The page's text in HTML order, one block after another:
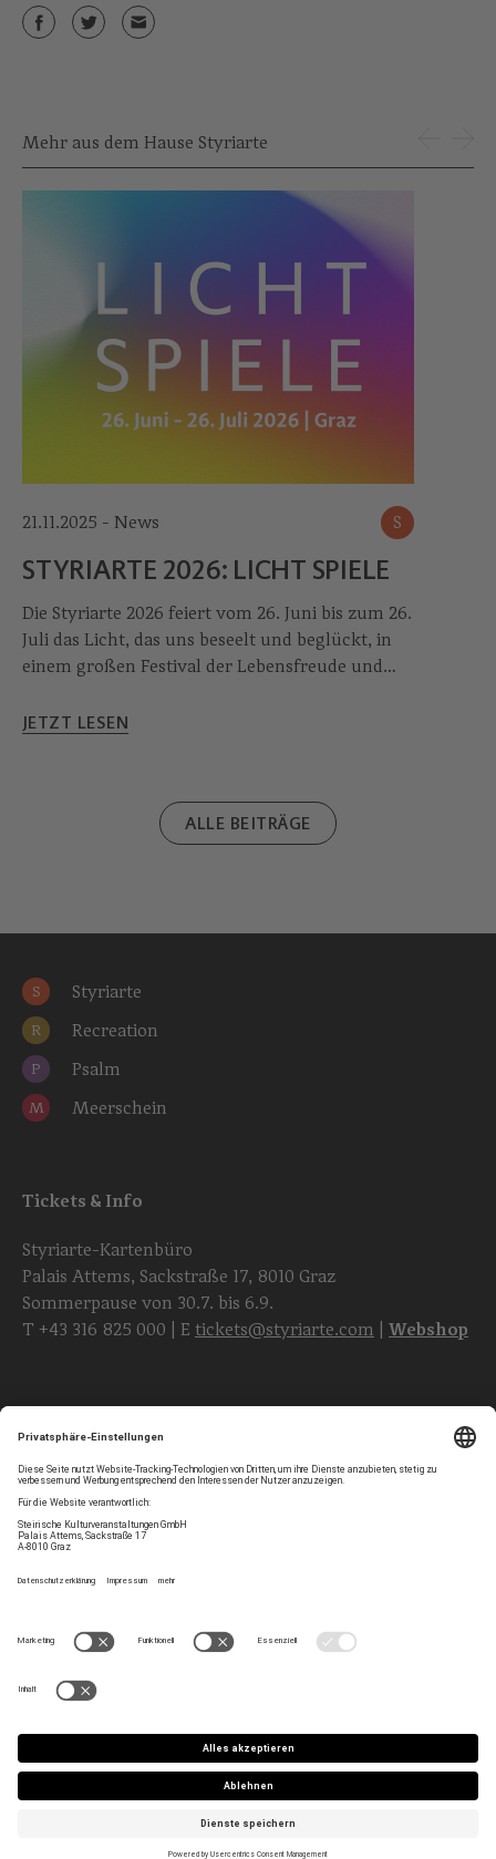
Mehr aus dem Hause Styriarte
21.11.2025 - News S
STYRIARTE 2026: LICHT SPIELE
Die Styriarte 2026 feiert vom 26. Juni bis zum 26.
Juli das Licht, das uns beseelt und beglückt, in
einem großen Festival der Lebensfreude und
JETZT LESEN
ALLE BEITRÄGE
S Styriarte
R Recreation
P Psalm
M Meerschein
Tickets & Info
Styriarte-Kartenbüro
Palais Attems, Sackstraße 17, 8010 Graz
Sommerpause von 30.7. bis 6.9.
T +43 316 825 000 | E tickets@styriarte.com Webshop
Newsletter
Kontakt
Team
Jobs
Impressum
Datenschutz
Haltung